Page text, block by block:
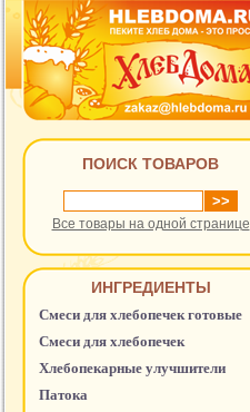
ПОИСК ТОВАРОВ
Все товары на одной странице
ИНГРЕДИЕНТЫ
Смеси для хлебопечек готовые
Смеси для хлебопечек
Хлебопекарные улучшители
Патока